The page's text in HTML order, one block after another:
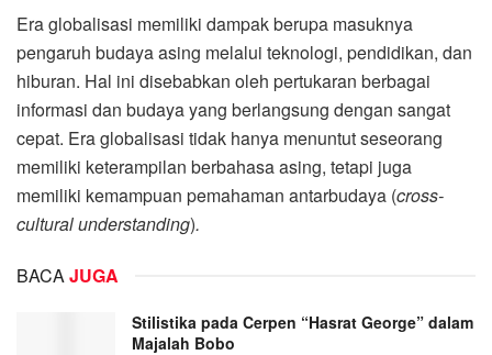
Era globalisasi memiliki dampak berupa masuknya
pengaruh budaya asing melalui teknologi, pendidikan, dan
hiburan. Hal ini disebabkan oleh pertukaran berbagai
informasi dan budaya yang berlangsung dengan sangat
cepat. Era globalisasi tidak hanya menuntut seseorang
memiliki keterampilan berbahasa asing, tetapi juga
memiliki kemampuan pemahaman antarbudaya (cross-
cultural understanding).
BACAJUGA
Stilistika pada Cerpen “Hasrat George” dalam
Majalah Bobo